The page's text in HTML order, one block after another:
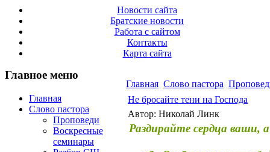
Новости сайта
Братские новости
Работа с сайтом
Контакты
Карта сайта
Главное меню
Главная
Слово пастора
Проповеди
Воскресные
семинары
Главная Слово пастора
Не бросайте тени на Господа
Автор: Николай Линк
Раздирайте сердца ваши,